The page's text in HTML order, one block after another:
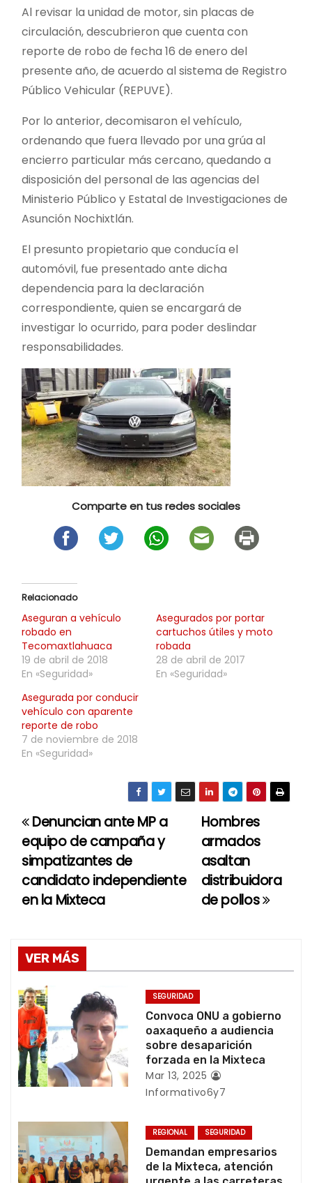
Al revisar la unidad de motor, sin placas de
circulación, descubrieron que cuenta con
reporte de robo de fecha 16 de enero del
presente año, de acuerdo al sistema de Registro
Público Vehicular (REPUVE).
Por lo anterior, decomisaron el vehículo,
ordenando que fuera llevado por una grúa al
encierro particular más cercano, quedando a
disposición del personal de las agencias del
Ministerio Público y Estatal de Investigaciones de
Asunción Nochixtlán.
El presunto propietario que conducía el
automóvil, fue presentado ante dicha
dependencia para la declaración
correspondiente, quien se encargará de
investigar lo ocurrido, para poder deslindar
responsabilidades.
Comparte en tus redes sociales
Relacionado
Aseguran a vehículo
robado en
Tecomaxtlahuaca
19 de abril de 2018
En «Seguridad»
Asegurados por portar
cartuchos útiles y moto
robada
28 de abril de 2017
En «Seguridad»
Asegurada por conducir
vehículo con aparente
reporte de robo
7 de noviembre de 2018
En «Seguridad»
N
a
v
g
a
c
i
ó
n
d
e
Hombres
armados
asaltan
distribuidora
de pollos
Denuncian ante MP a
equipo de campaña y
simpatizantes de
candidato independiente
en la Mixteca
VER MÁS
SEGURIDAD
Convoca ONU a gobierno
oaxaqueño a audiencia
sobre desaparición
forzada en la Mixteca
Mar 13, 2025
Informativo6y7
REGIONAL SEGURIDAD
Demandan empresarios
de la Mixteca, atención